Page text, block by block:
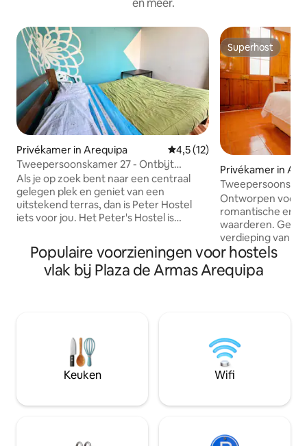
en meer.
Privékamer in Arequipa Gemiddelde beoordeling van
4,5 (12)
Tweepersoonskamer 27 - Ontbijt
inbegrepen (centrum)
Als je op zoek bent naar een centraal
gelegen plek en geniet van een
uitstekend terras, dan is Peter Hostel
iets voor jou. Het Peter's Hostel is
op een steenworp afstand van het Plaza
de Armas de Arequipa en de beroemde
kathedraal en biedt huisdiervriendelijke
accommodatie. Gratis wifi in het hele
badkamer ONTBIJT INBEGREPEN !!!
Superhost
Superhost
Privékamer in
in Casona
Ontworpen voor
romantische en
waarderen.
verdieping van
casona drie
Het heeft een
02 bedden), een
toegang tot
ruimtes, ideaal
of te werken.
Populaire voorzieningen voor hostels
vlak bij Plaza de Armas Arequipa
Keuken Wifi